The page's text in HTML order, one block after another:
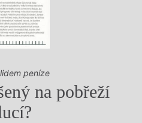
peníze
na pobřeží